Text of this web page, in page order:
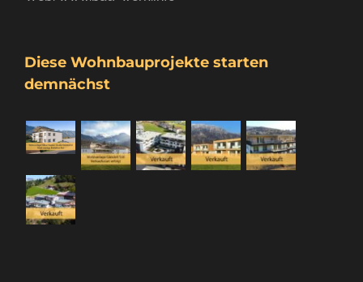
Diese Wohnbauprojekte starten
demnächst